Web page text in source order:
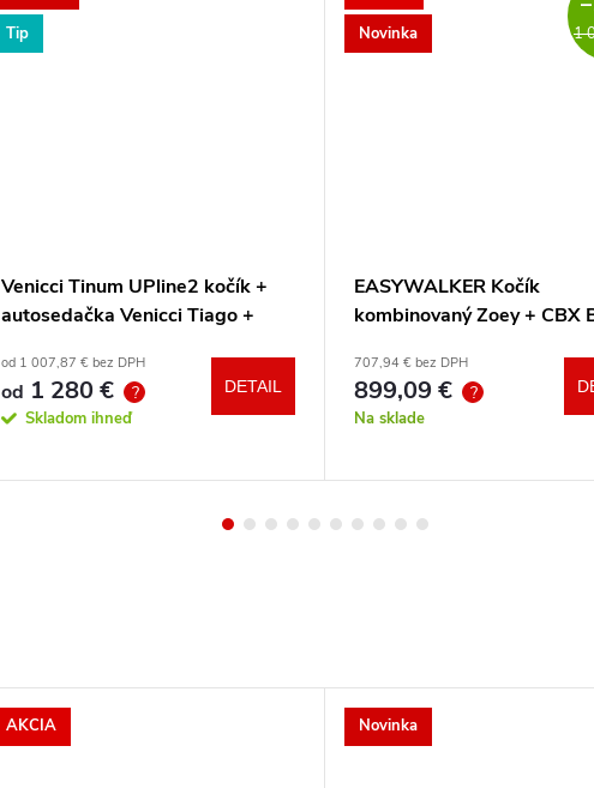
Tip
Venicci Tinum UPline2 kočík +
autosedačka Venicci Tiago +
od 1 007,87 € bez DPH
od 1 280 € ?
Skladom ihneď
DETAIL
Novinka
1
EASYWALKER Kočík
kombinovaný Zoey + CBX
základňa
707,94 € bez DPH
899,09 € ?
Na sklade
AKCIA Novinka